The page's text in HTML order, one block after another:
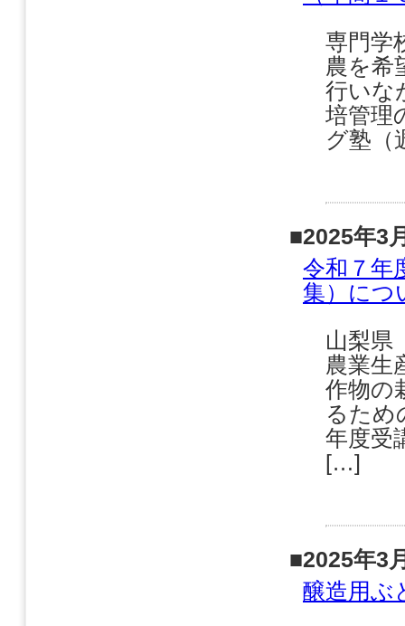
専門学
農を希
行いな
培管理
グ塾（
■2025年3
令和７年
集）につ
山梨県
農業生
作物の
るため
年度受
[…]
■2025年3
醸造用ぶ